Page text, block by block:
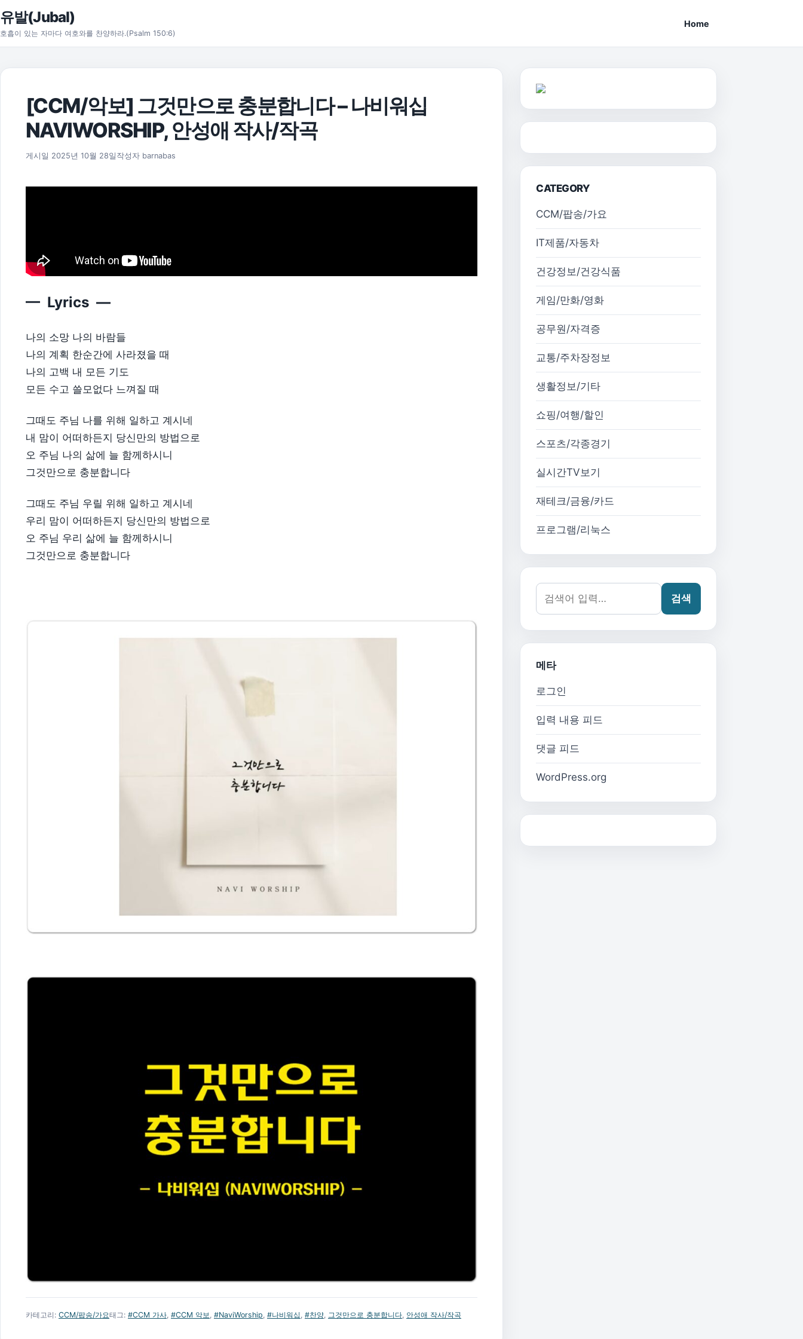
본문으로 건너뛰기
유발(Jubal)
호흡이 있는 자마다 여호와를 찬양하라.(Psalm 150:6)
Home
[CCM/악보] 그것만으로 충분합니다 – 나비워십
NAVIWORSHIP, 안성애 작사/작곡
게시일 2025년 10월 28일 작성자 barnabas
— Lyrics —
나의 소망 나의 바람들
나의 계획 한순간에 사라졌을 때
나의 고백 내 모든 기도
모든 수고 쓸모없다 느껴질 때
그때도 주님 나를 위해 일하고 계시네
내 맘이 어떠하든지 당신만의 방법으로
오 주님 나의 삶에 늘 함께하시니
그것만으로 충분합니다
그때도 주님 우릴 위해 일하고 계시네
우리 맘이 어떠하든지 당신만의 방법으로
오 주님 우리 삶에 늘 함께하시니
그것만으로 충분합니다
카테고리: CCM/팝송/가요태그: #CCM 가사, #CCM 악보, #NaviWorship, #나비워십, #찬양, 그것만으로 충분합니다, 안성애 작사/작곡
CATEGORY
CCM/팝송/가요
IT제품/자동차
건강정보/건강식품
게임/만화/영화
공무원/자격증
교통/주차장정보
생활정보/기타
쇼핑/여행/할인
스포츠/각종경기
실시간TV보기
재테크/금융/카드
프로그램/리눅스
검색어:
검색
메타
로그인
입력 내용 피드
댓글 피드
WordPress.org